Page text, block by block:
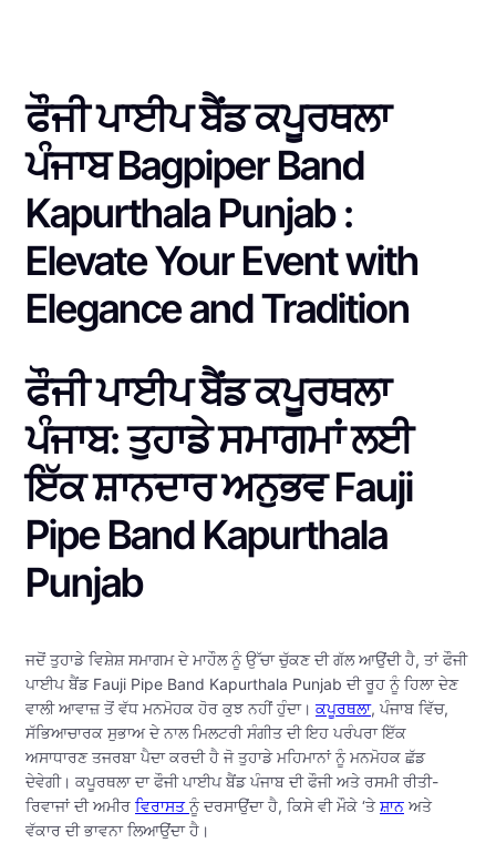
ਫੌਜੀ ਪਾਈਪ ਬੈਂਡ ਕਪੂਰਥਲਾ
ਪੰਜਾਬ Bagpiper Band
Kapurthala Punjab :
Elevate Your Event with
Elegance and Tradition
ਫੌਜੀ ਪਾਈਪ ਬੈਂਡ ਕਪੂਰਥਲਾ
ਪੰਜਾਬ: ਤੁਹਾਡੇ ਸਮਾਗਮਾਂ ਲਈ
ਇੱਕ ਸ਼ਾਨਦਾਰ ਅਨੁਭਵ Fauji
Pipe Band Kapurthala
Punjab
ਜਦੋਂ ਤੁਹਾਡੇ ਵਿਸ਼ੇਸ਼ ਸਮਾਗਮ ਦੇ ਮਾਹੌਲ ਨੂੰ ਉੱਚਾ ਚੁੱਕਣ ਦੀ ਗੱਲ ਆਉਂਦੀ ਹੈ, ਤਾਂ ਫੌਜੀ
ਪਾਈਪ ਬੈਂਡ Fauji Pipe Band Kapurthala Punjab ਦੀ ਰੂਹ ਨੂੰ ਹਿਲਾ ਦੇਣ
ਵਾਲੀ ਆਵਾਜ਼ ਤੋਂ ਵੱਧ ਮਨਮੋਹਕ ਹੋਰ ਕੁਝ ਨਹੀਂ ਹੁੰਦਾ।ਕਪੂਰਥਲਾ, ਪੰਜਾਬ ਵਿੱਚ,
ਸੱਭਿਆਚਾਰਕ ਸੁਭਾਅ ਦੇ ਨਾਲ ਮਿਲਟਰੀ ਸੰਗੀਤ ਦੀ ਇਹ ਪਰੰਪਰਾ ਇੱਕ
ਅਸਾਧਾਰਣ ਤਜਰਬਾ ਪੈਦਾ ਕਰਦੀ ਹੈ ਜੋ ਤੁਹਾਡੇ ਮਹਿਮਾਨਾਂ ਨੂੰ ਮਨਮੋਹਕ ਛੱਡ
ਦੇਵੇਗੀ। ਕਪੂਰਥਲਾ ਦਾ ਫੌਜੀ ਪਾਈਪ ਬੈਂਡ ਪੰਜਾਬ ਦੀ ਫੌਜੀ ਅਤੇ ਰਸਮੀ ਰੀਤੀ-
ਰਿਵਾਜਾਂ ਦੀ ਅਮੀਰ ਵਿਰਾਸਤਨੂੰ ਦਰਸਾਉਂਦਾ ਹੈ, ਕਿਸੇ ਵੀ ਮੌਕੇ ‘ਤੇਸ਼ਾਨ ਅਤੇ
ਵੱਕਾਰ ਦੀ ਭਾਵਨਾ ਲਿਆਉਂਦਾ ਹੈ।